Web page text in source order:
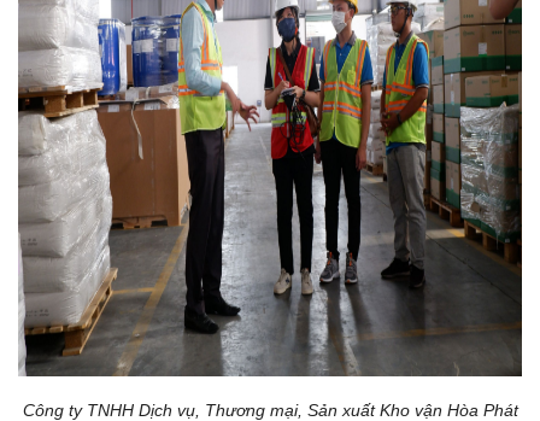
Công ty TNHH Dịch vụ, Thương mại, Sản xuất Kho vận Hòa Phát